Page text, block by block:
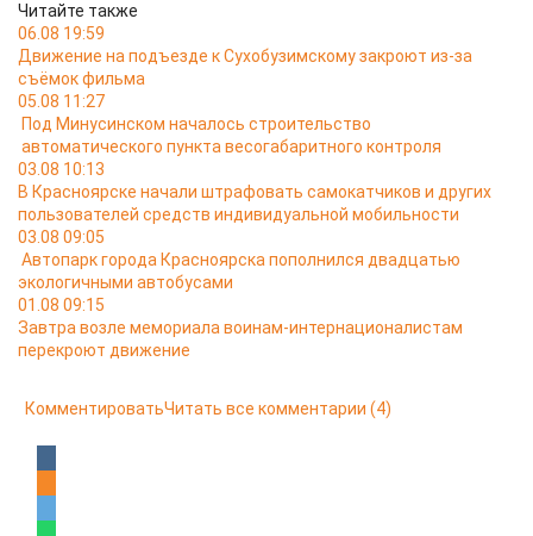
Читайте также
06.08 19:59
Движение на подъезде к Сухобузимскому закроют из-за
съёмок фильма
05.08 11:27
Под Минусинском началось строительство
автоматического пункта весогабаритного контроля
03.08 10:13
В Красноярске начали штрафовать самокатчиков и других
пользователей средств индивидуальной мобильности
03.08 09:05
Автопарк города Красноярска пополнился двадцатью
экологичными автобусами
01.08 09:15
Завтра возле мемориала воинам-интернационалистам
перекроют движение
КомментироватьЧитать все комментарии (4)